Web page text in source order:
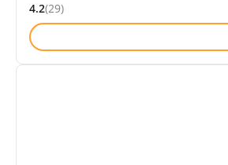
Hodnocení: 4.2 z 5 (29 recenzí)
4.2(29)